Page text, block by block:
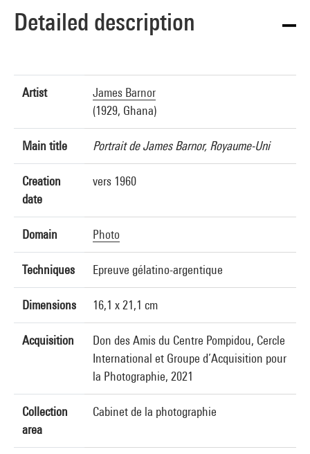
Detailed description
Artist
James Barnor
(1929, Ghana)
Main title Portrait de James Barnor, Royaume-Uni
Creation
date
vers 1960
Domain Photo
Techniques Epreuve gélatino-argentique
Dimensions 16,1 x 21,1 cm
Acquisition
Don des Amis du Centre Pompidou, Cercle
International et Groupe d’Acquisition pour
la Photographie, 2021
Collection
area
Cabinet de la photographie